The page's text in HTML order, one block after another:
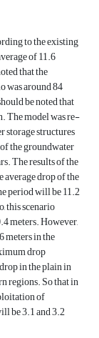
to the existing
of 11.6
that the
was around 84
be noted that
The model was re-
storage structures
the groundwater
The results of the
drop of the
period will be 11.2
this scenario
meters. However,
meters in the
drop
in the plain in
regions. So that in
of
be 3.1 and 3.2